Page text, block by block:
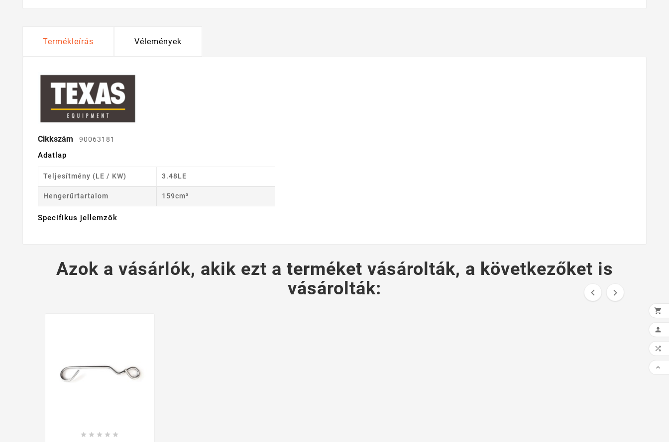
Termékleírás Vélemények
Cikkszám 90063181
Adatlap
Teljesítmény (LE / KW) 3.48LE
Hengerűrtartalom 159cm³
Specifikus jellemzők
Azok a vásárlók, akik ezt a terméket vásárolták, a következőket is
vásárolták:
 
    



